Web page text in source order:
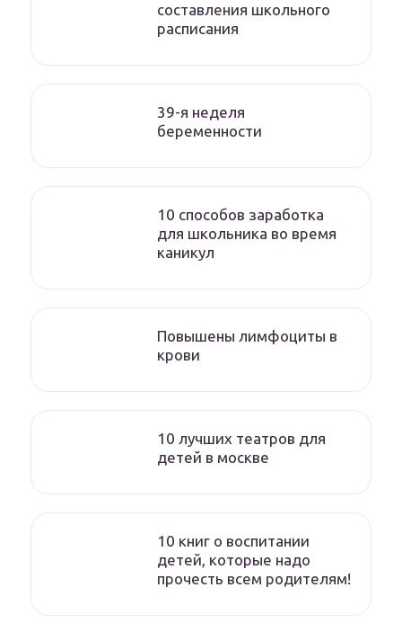
составления школьного
расписания
39-я неделя
беременности
10 способов заработка
для школьника во время
каникул
Повышены лимфоциты в
крови
10 лучших театров для
детей в москве
10 книг о воспитании
детей, которые надо
прочесть всем родителям!